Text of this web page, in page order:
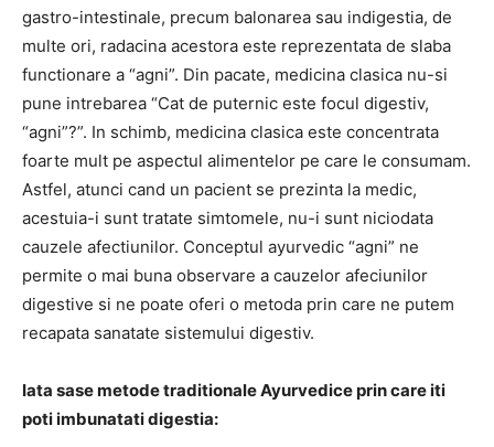
gastro-intestinale, precum balonarea sau indigestia, de
multe ori, radacina acestora este reprezentata de slaba
functionare a “agni”. Din pacate, medicina clasica nu-si
pune intrebarea “Cat de puternic este focul digestiv,
“agni”?”. In schimb, medicina clasica este concentrata
foarte mult pe aspectul alimentelor pe care le consumam.
Astfel, atunci cand un pacient se prezinta la medic,
acestuia-i sunt tratate simtomele, nu-i sunt niciodata
cauzele afectiunilor. Conceptul ayurvedic “agni” ne
permite o mai buna observare a cauzelor afeciunilor
digestive si ne poate oferi o metoda prin care ne putem
recapata sanatate sistemului digestiv.
Iata sase metode traditionale Ayurvedice prin care iti
poti imbunatati digestia: